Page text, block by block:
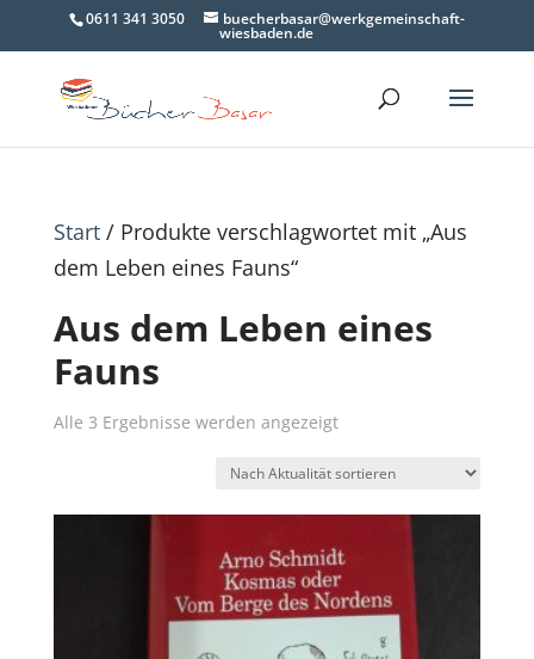
0611 341 3050 buecherbasar@werkgemeinschaft-
wiesbaden.de
Start/ Produkte verschlagwortet mit „Aus
dem Leben eines Fauns“
Aus dem Leben eines
Fauns
Alle 3 Ergebnisse werden angezeigtNach